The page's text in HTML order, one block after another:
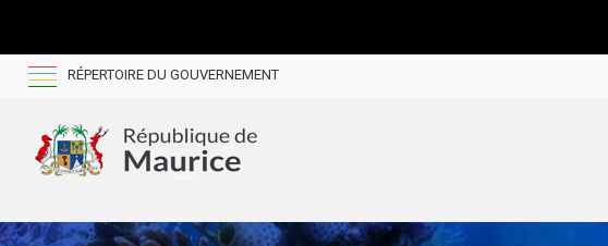
RÉPERTOIRE DU GOUVERNEMENT